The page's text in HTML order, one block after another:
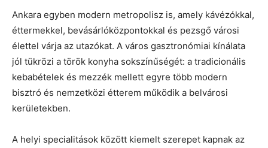
Ankara egyben modern metropolisz is, amely kávézókkal,
éttermekkel, bevásárlóközpontokkal és pezsgő városi
élettel várja az utazókat. A város gasztronómiai kínálata
jól tükrözi a török konyha sokszínűségét: a tradicionális
kebabételek és mezzék mellett egyre több modern
bisztró és nemzetközi étterem működik a belvárosi
kerületekben.
A helyi specialitások között kiemelt szerepet kapnak az